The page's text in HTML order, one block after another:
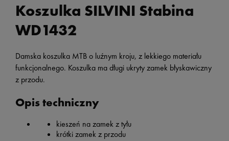
Koszulka SILVINI Stabina
WD1432
Damska koszulka MTB o luźnym kroju, z lekkiego materiału
funkcjonalnego. Koszulka ma długi ukryty zamek błyskawiczny
z przodu.
Opis techniczny
kieszeń na zamek z tyłu
krótki zamek z przodu